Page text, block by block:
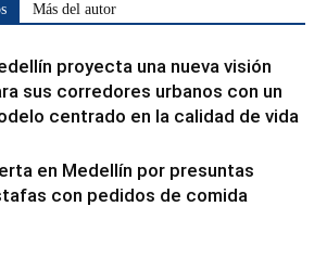
Más del autor
proyecta una nueva visión
sus corredores urbanos con un
centrado en la calidad de vida
en Medellín por presuntas
con pedidos de comida